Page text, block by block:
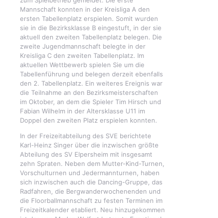
Mannschaft konnten in der Kreisliga A den
ersten Tabellenplatz erspielen. Somit wurden
sie in die Bezirksklasse B eingestuft, in der sie
aktuell den zweiten Tabellenplatz belegen. Die
zweite Jugendmannschaft belegte in der
Kreisliga C den zweiten Tabellenplatz. Im
aktuellen Wettbewerb spielen Sie um die
Tabellenführung und belegen derzeit ebenfalls
den 2. Tabellenplatz. Ein weiteres Ereignis war
die Teilnahme an den Bezirksmeisterschaften
im Oktober, an dem die Spieler Tim Hirsch und
Fabian Wilhelm in der Altersklasse U11 im
Doppel den zweiten Platz erspielen konnten.
In der Freizeitabteilung des SVE berichtete
Karl-Heinz Singer über die inzwischen größte
Abteilung des SV Elpersheim mit insgesamt
zehn Spraten. Neben dem Mutter-Kind-Turnen,
Vorschulturnen und Jedermannturnen, haben
sich inzwischen auch die Dancing-Gruppe, das
Radfahren, die Bergwanderwochenenden und
die Floorballmannschaft zu festen Terminen im
Freizeitkalender etabliert. Neu hinzugekommen